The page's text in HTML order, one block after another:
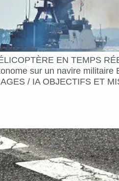
EN TEMPS
sur un navire
/ IA OBJECTIFS ET